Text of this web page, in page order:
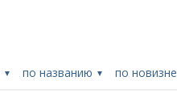
▼ по названию ▼ по новизне